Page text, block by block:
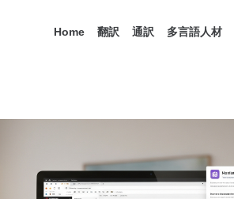
Home 翻訳 通訳 多言語人材